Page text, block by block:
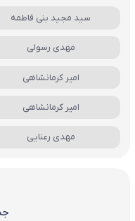
سید مجید بنی فاطمه
مهدی رسولی
امیر کرمانشاهی
امیر کرمانشاهی
مهدی رعنایی